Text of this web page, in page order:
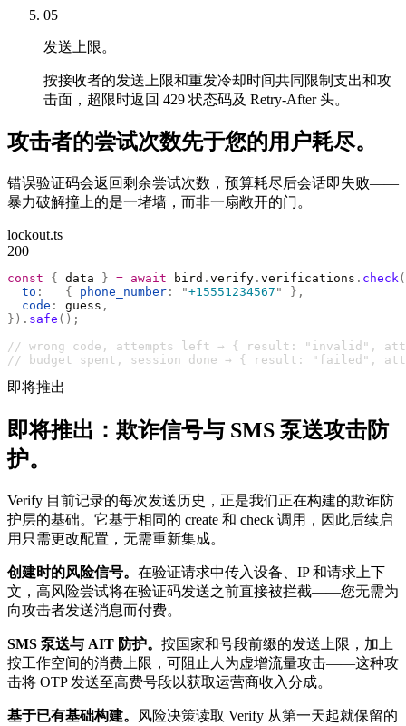
05
发送上限。
按接收者的发送上限和重发冷却时间共同限制支出和攻
击面，超限时返回 429 状态码及 Retry-After 头。
攻击者的尝试次数先于您的用户耗尽。
错误验证码会返回剩余尝试次数，预算耗尽后会话即失败——
暴力破解撞上的是一堵墙，而非一扇敞开的门。
lockout.ts
200
const { data } = await bird . verify . verifications . check
  to
:
   {
phone_number : "+15551234567 "
},
  code
: guess ,
}). safe ();
// wrong code, attempts left → { result: "invalid",
// budget spent, session done → { result: "failed",
即将推出
即将推出：欺诈信号与 SMS 泵送攻击防
护。
Verify 目前记录的每次发送历史，正是我们正在构建的欺诈防
护层的基础。它基于相同的 create 和 check 调用，因此后续启
用只需更改配置，无需重新集成。
创建时的风险信号。 在验证请求中传入设备、IP 和请求上下
文，高风险尝试将在验证码发送之前直接被拦截——您无需为
向攻击者发送消息而付费。
SMS 泵送与 AIT 防护。 按国家和号段前缀的发送上限，加上
按工作空间的消费上限，可阻止人为虚增流量攻击——这种攻
击将 OTP 发送至高费号段以获取运营商收入分成。
基于已有基础构建。
风险决策读取 Verify 从第一天起就保留的